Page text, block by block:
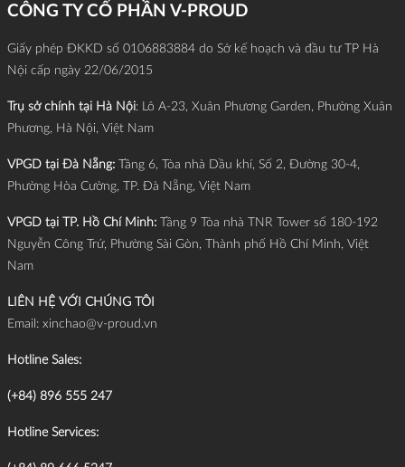
CÔNG TY CỔ PHẦN V-PROUD
Giấy phép ĐKKD số 0106883884 do Sở kế hoạch và đầu tư TP Hà
Nội cấp ngày 22/06/2015
Trụ sở chính tại Hà Nội: Lô A-23, Xuân Phương Garden, Phường Xuân
Phương, Hà Nội, Việt Nam
VPGD tại Đà Nẵng: Tầng 6, Tòa nhà Dầu khí, Số 2, Đường 30-4,
Phường Hòa Cường, TP. Đà Nẵng, Việt Nam
VPGD tại TP. Hồ Chí Minh:
Tầng 9 Tòa nhà TNR Tower số 180-192
Nguyễn Công Trứ, Phường Sài Gòn, Thành phố Hồ Chí Minh, Việt
Nam
LIÊN HỆ VỚI CHÚNG TÔI
Email: xinchao@v-proud.vn
Hotline Sales:
(+84) 896 555 247
Hotline Services: